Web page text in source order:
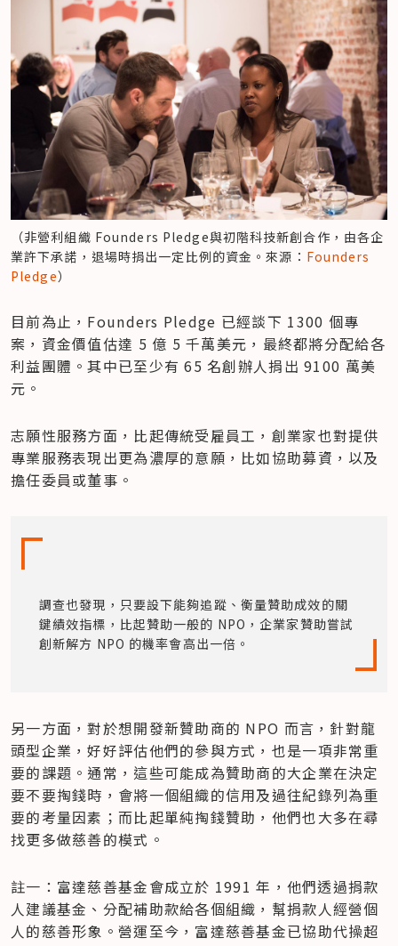
（非營利組織 Founders Pledge與初階科技新創合作，由各企
業許下承諾，退場時捐出一定比例的資金。來源： Founders
Pledge）
目前為止，Founders Pledge 已經談下 1300 個專
案，資金價值估達 5 億 5 千萬美元，最終都將分配給各
利益團體。其中已至少有 65 名創辦人捐出 9100 萬美
元。
志願性服務方面，比起傳統受雇員工，創業家也對提供
專業服務表現出更為濃厚的意願，比如協助募資，以及
擔任委員或董事。
調查也發現，只要設下能夠追蹤、衡量贊助成效的關
鍵績效指標，比起贊助一般的 NPO，企業家贊助嘗試
創新解方 NPO 的機率會高出一倍。
另一方面，對於想開發新贊助商的 NPO 而言，針對龍
頭型企業，好好評估他們的參與方式，也是一項非常重
要的課題。通常，這些可能成為贊助商的大企業在決定
要不要掏錢時，會將一個組織的信用及過往紀錄列為重
要的考量因素；而比起單純掏錢贊助，他們也大多在尋
找更多做慈善的模式。
註一：富達慈善基金會成立於 1991 年，他們透過捐款
人建議基金、分配補助款給各個組織，幫捐款人經營個
人的慈善形象。營運至今，富達慈善基金已協助代操超